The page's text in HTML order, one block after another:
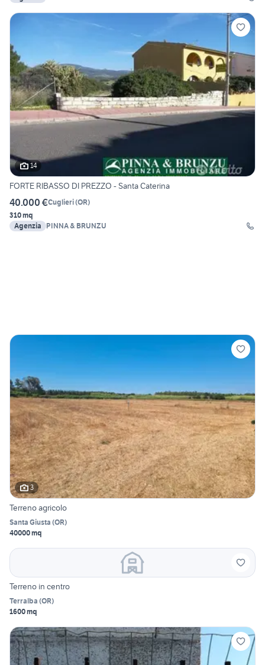
14
FORTE RIBASSO DI PREZZO - Santa Caterina
40.000 €Cuglieri(OR)
310 mq
Agenzia
PINNA & BRUNZU
3
Terreno agricolo
Santa Giusta (OR)
40000 mq
Terreno in centro
Terralba (OR)
1600 mq